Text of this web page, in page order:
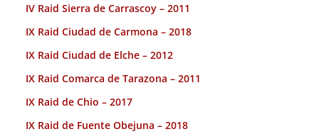
IV Raid Sierra de Carrascoy – 2011
IX Raid Ciudad de Carmona – 2018
IX Raid Ciudad de Elche – 2012
IX Raid Comarca de Tarazona – 2011
IX Raid de Chio – 2017
IX Raid de Fuente Obejuna – 2018